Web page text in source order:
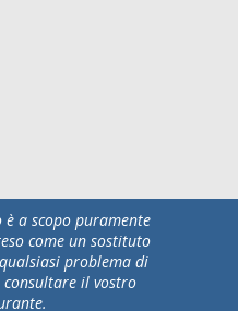
è a scopo puramente
come un sostituto
problema di
consultare il vostro